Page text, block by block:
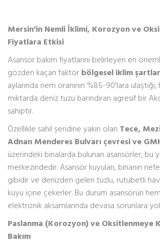
Mersin'in Nemli İklimi, Korozyon ve
Fiyatlara Etkisi
Asansör bakım fiyatlarını belirleyen en
gözden kaçan faktör bölgesel iklim
aylarında nem oranının %85-90'lara
miktarda deniz tuzu barındıran agresif bir
sahiptir.
Özellikle sahil şeridine yakın olan Tece,
Adnan Menderes Bulvarı çevresi ve
üzerindeki binalarda bulunan asansörler, bu
merkezindedir. Asansör kuyuları, binanın
gibidir ve denizden gelen tuzlu, rutubetli
kuyu içine çekerler. Bu durum asansörün
elektronik aksamlarında devasa sorunlara
Paslanma (Korozyon) ve Oksitlenmeye
Bakım